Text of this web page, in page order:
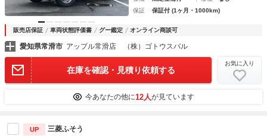
保証
保証付 (1ヶ月・1000km)
販売店保証 車両状態評価書 グー鑑定 オンライン商談可
愛知県常滑市 アップル常滑店 （株）ゴトウスバル
在庫を確認・見積り依頼する
お気に入り
今あなたの他に12人が見ています
UP 三菱ふそう